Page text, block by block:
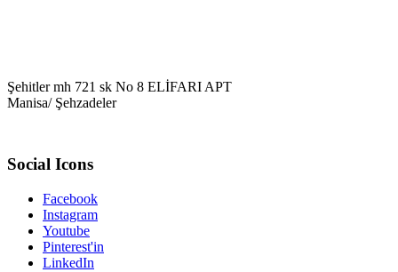
Şehitler mh 721 sk No 8 ELİFARI APT
Manisa/ Şehzadeler
Social Icons
Facebook
Instagram
Youtube
Pinterest'in
LinkedIn